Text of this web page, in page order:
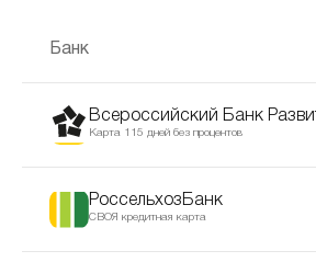
Банк
Всероссийский Банк
Карта 115 дней без процентов
РоссельхозБанк
СВОЯ кредитная карта